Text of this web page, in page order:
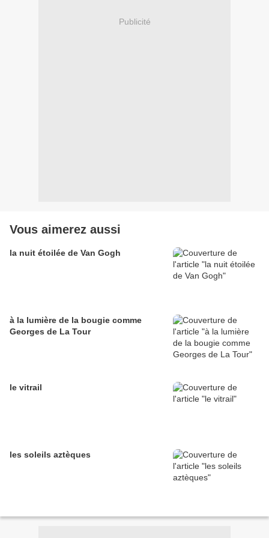
Publicité
Vous aimerez aussi
la nuit étoilée de Van Gogh
à la lumière de la bougie comme
Georges de La Tour
le vitrail
les soleils aztèques